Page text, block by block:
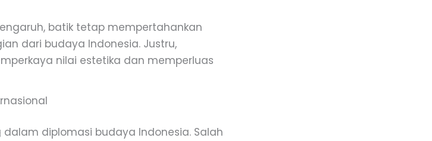
batik tetap mempertahankan
dari budaya Indonesia. Justru,
nilai estetika dan memperluas
diplomasi budaya Indonesia. Salah